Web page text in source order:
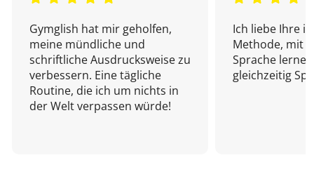
Gymglish hat mir geholfen,
meine mündliche und
schriftliche Ausdrucksweise zu
verbessern. Eine tägliche
Routine, die ich um nichts in
der Welt verpassen würde!
Ich liebe Ihre
Methode, mit
Sprache
gleichzeitig